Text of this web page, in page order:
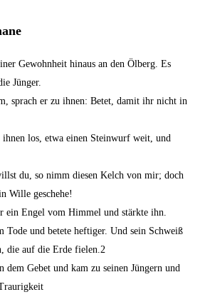
Gewohnheit hinaus an den Ölberg. Es
Jünger.
sprach er zu ihnen: Betet, damit ihr nicht in
los, etwa einen Steinwurf weit, und
du, so nimm diesen Kelch von mir; doch
Wille geschehe!
ein Engel vom Himmel und stärkte ihn.
Tode und betete heftiger. Und sein Schweiß
die auf die Erde fielen.2
dem Gebet und kam zu seinen Jüngern und